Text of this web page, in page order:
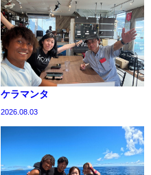
ケラマンタ
2026.08.03